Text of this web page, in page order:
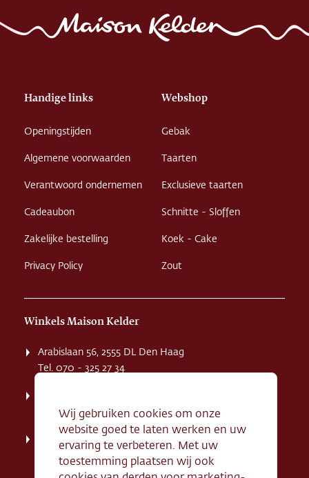
Handige links
Openingstijden
Algemene voorwaarden
Verantwoord ondernemen
Cadeaubon
Zakelijke bestelling
Privacy Policy
Webshop
Gebak
Taarten
Exclusieve taarten
Schnitte - Sloffen
Koek - Cake
Zout
Winkels Maison Kelder
Arabislaan 56, 2555 DL Den Haag
Tel. 070 - 325 27 34
Tel. 070 - 324 94 09
Kerkstraat 71, 2242 HD Wassenaar
Tel. 070 - 517 95 07
Wij gebruiken cookies om onze
website goed te laten werken en uw
ervaring te verbeteren. Met uw
toestemming plaatsen wij ook